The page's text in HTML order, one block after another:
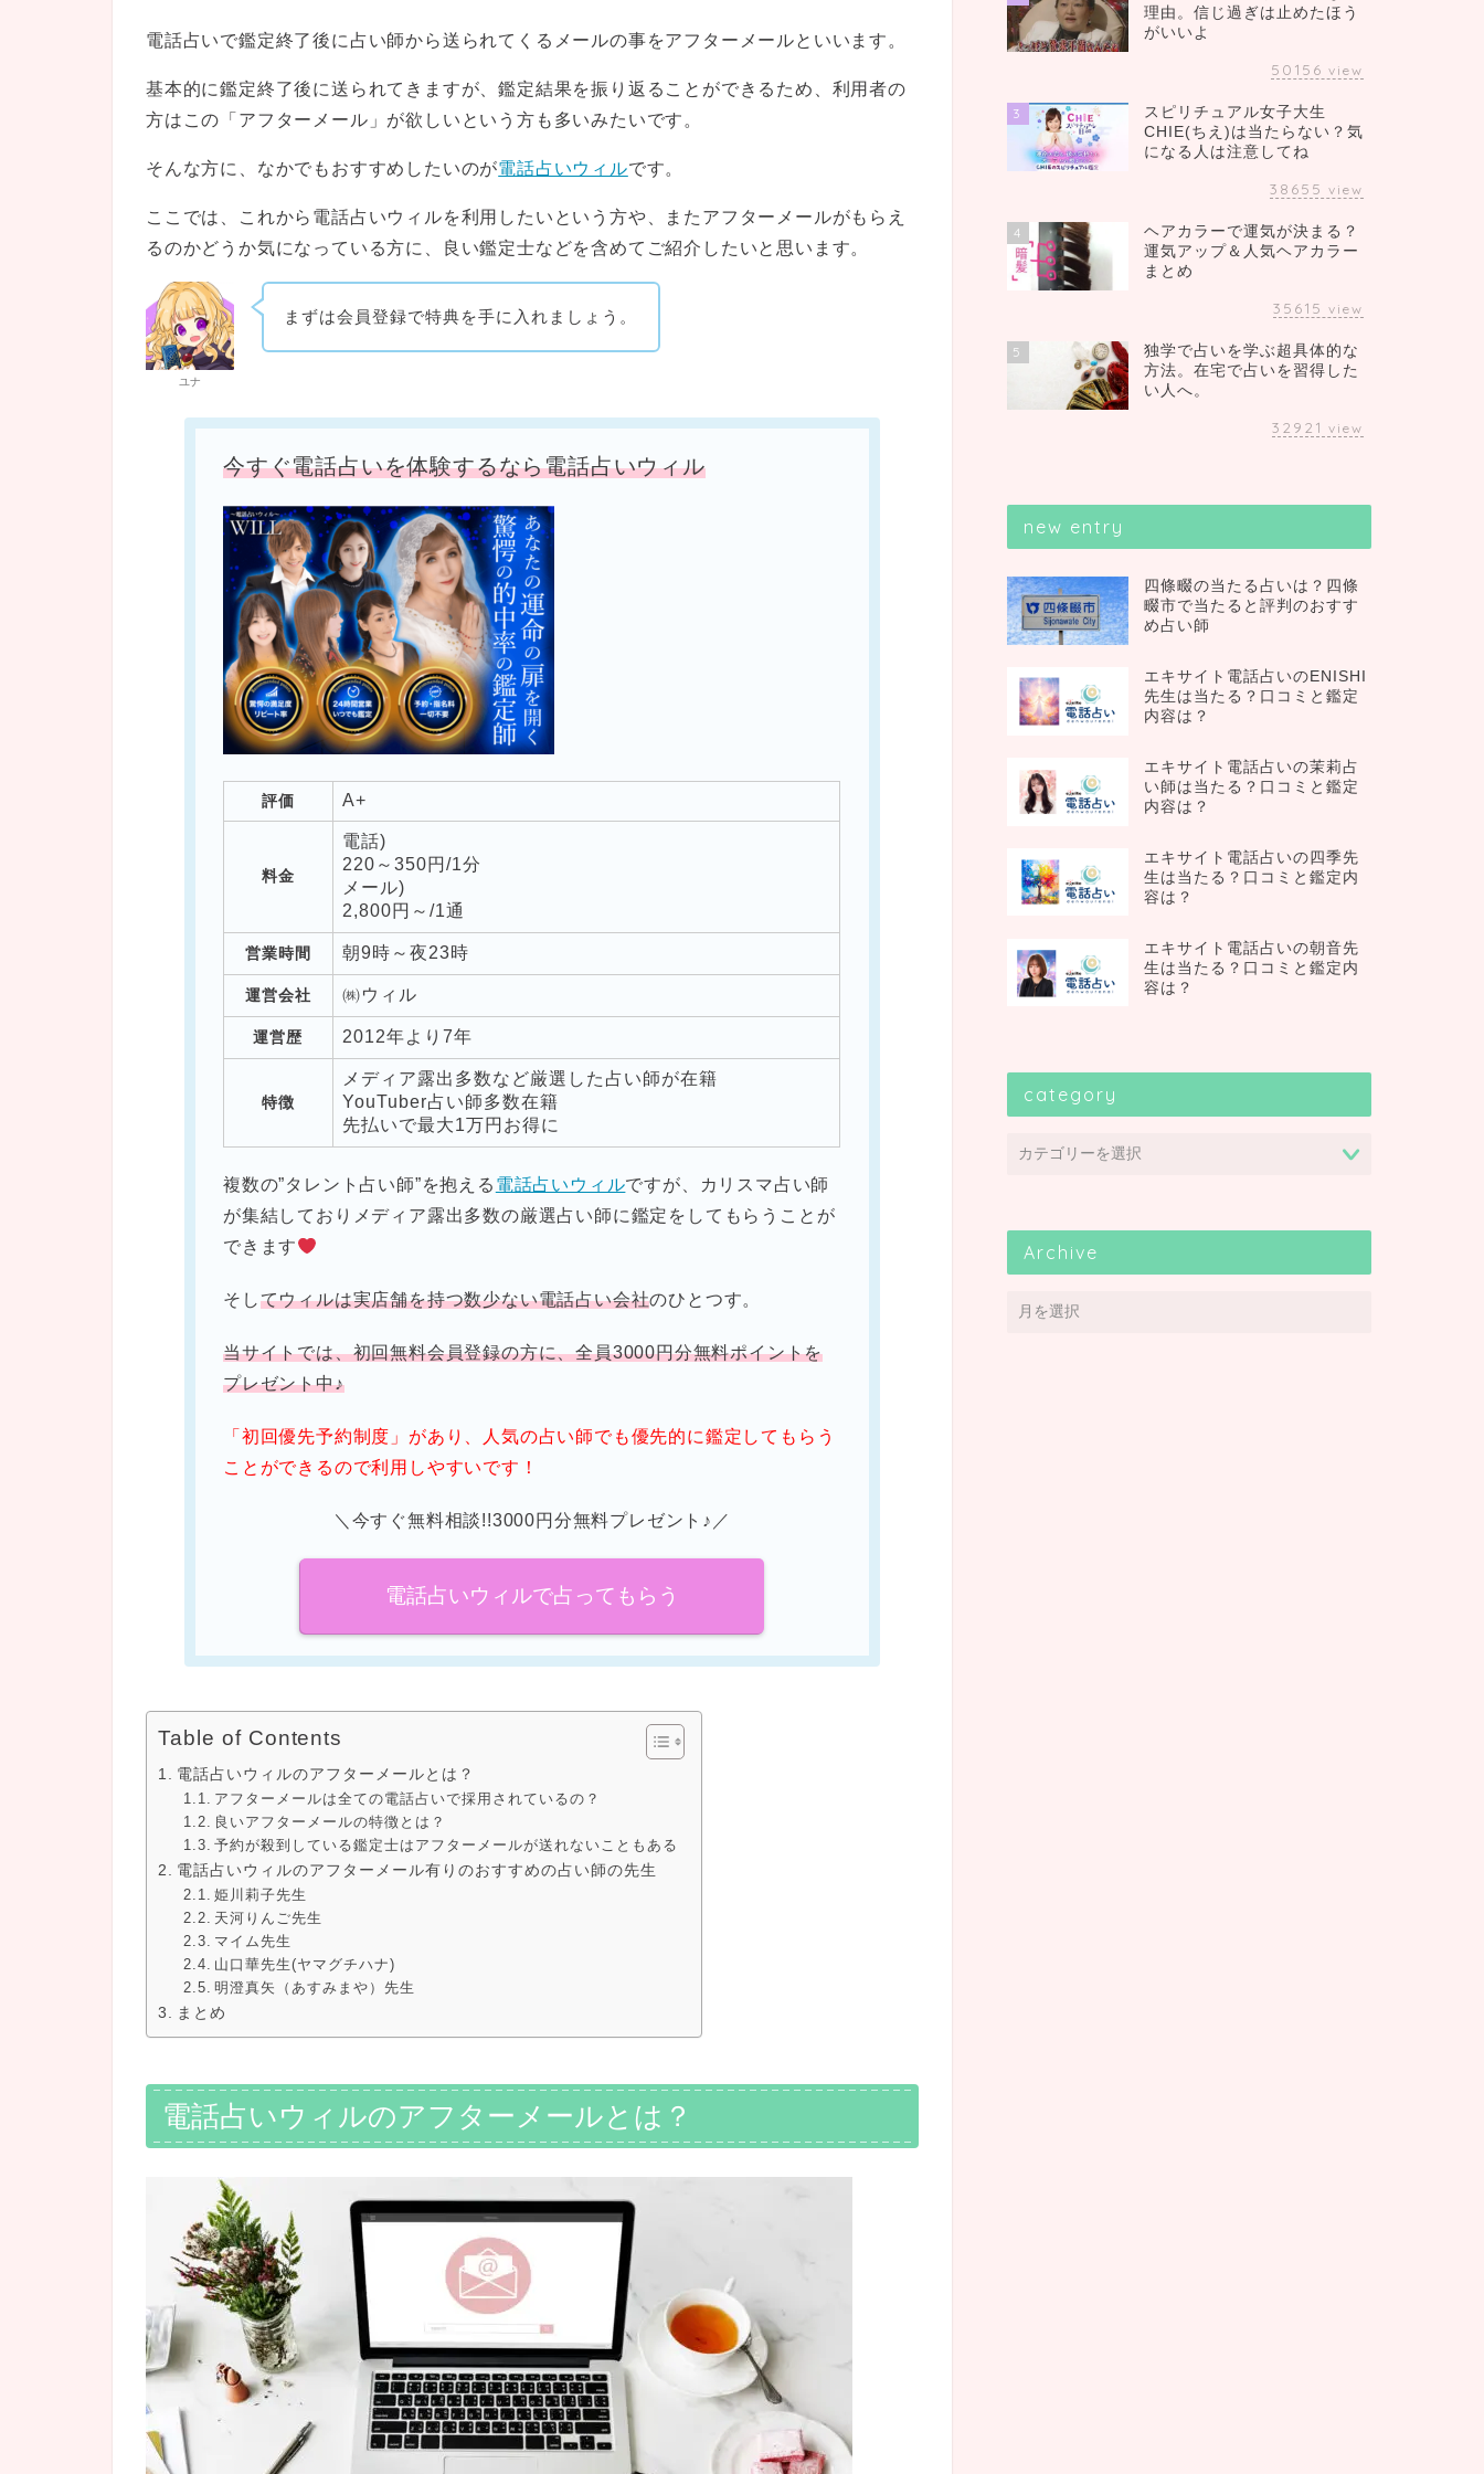
電話占いで鑑定終了後に占い師から送られてくるメールの事をアフターメールといいます。
基本的に鑑定終了後に送られてきますが、鑑定結果を振り返ることができるため、利用者の
方はこの「アフターメール」が欲しいという方も多いみたいです。
そんな方に、なかでもおすすめしたいのが電話占いウィルです。
ここでは、これから電話占いウィルを利用したいという方や、またアフターメールがもらえ
るのかどうか気になっている方に、良い鑑定士などを含めてご紹介したいと思います。
ユナ
まずは会員登録で特典を手に入れましょう。
今すぐ電話占いを体験するなら電話占いウィル
評価 A+
料金
電話)
220～350円/1分
メール)
2,800円～/1通
営業時間 朝9時～夜23時
運営会社 ㈱ウィル
運営歴 2012年より 7年
特徴
メディア露出多数など厳選した占い師が在籍
YouTuber占い師多数在籍
先払いで最大1万円お得に
複数の”タレント占い師”を抱える 電話占いウィルですが、カリスマ占い師
が集結しておりメディア露出多数の厳選占い師に鑑定をしてもらうことが
できます
そしてウィルは実店舗を持つ数少ない電話占い会社のひとつす。
当サイトでは、初回無料会員登録の方に、全員3000円分無料ポイントを
プレゼント中♪
「初回優先予約制度」があり、人気の占い師でも優先的に鑑定してもらう
ことができるので利用しやすいです！
＼今すぐ無料相談!!3000円分無料プレゼント♪／
電話占いウィルで占ってもらう
Table of Contents
電話占いウィルのアフターメールとは？
アフターメールは全ての電話占いで採用されているの？
良いアフターメールの特徴とは？
予約が殺到している鑑定士はアフターメールが送れないこともある
電話占いウィルのアフターメール有りのおすすめの占い師の先生
姫川莉子先生
天河りんご先生
マイム先生
山口華先生(ヤマグチハナ)
明澄真矢（あすみまや）先生
まとめ
電話占いウィルのアフターメールとは？
理由。信じ過ぎは止めたほう
がいいよ
50156 view
3
スピリチュアル女子大生
CHIE(ちえ)は当たらない？気
になる人は注意してね
38655 view
4
ヘアカラーで運気が決まる？
運気アップ＆人気ヘアカラー
まとめ
35615 view
5
独学で占いを学ぶ超具体的な
方法。在宅で占いを習得した
い人へ。
32921 view
new entry
四條畷の当たる占いは？四條
畷市で当たると評判のおすす
め占い師
エキサイト電話占いのENISHI
先生は当たる？口コミと鑑定
内容は？
エキサイト電話占いの茉莉占
い師は当たる？口コミと鑑定
内容は？
エキサイト電話占いの四季先
生は当たる？口コミと鑑定内
容は？
エキサイト電話占いの朝音先
生は当たる？口コミと鑑定内
容は？
category
Archive